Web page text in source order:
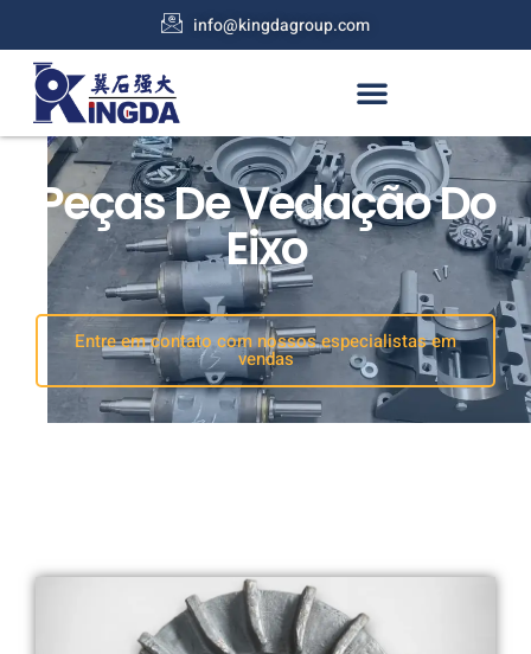
info@kingdagroup.com
Peças De Vedação Do
Eixo
Entre em contato com nossos especialistas em
vendas